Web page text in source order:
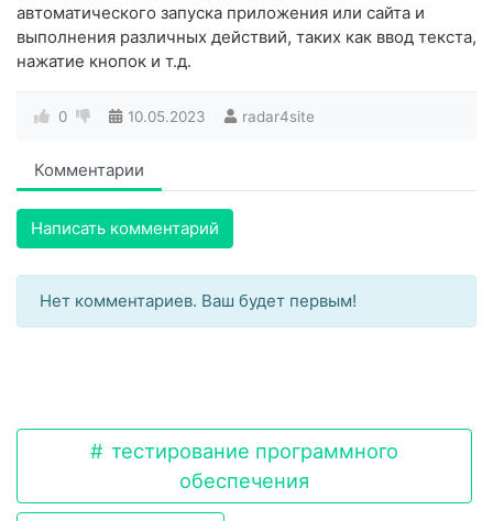
автоматического запуска приложения или сайта и
выполнения различных действий, таких как ввод текста,
нажатие кнопок и т.д.
0 10.05.2023 radar4site
Комментарии
Написать комментарий
Нет комментариев. Ваш будет первым!
тестирование программного
обеспечения